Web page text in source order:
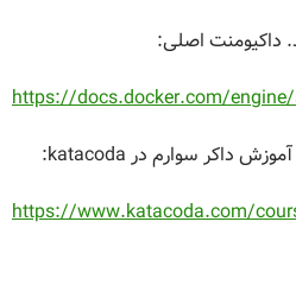
داکیومنت اصلی:
https://docs.docker.com/
https://www.katacoda.com/